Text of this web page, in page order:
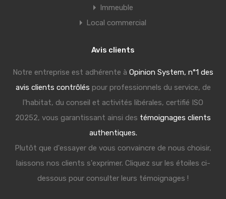
Immeuble
Local commercial
Avis clients
Notre entreprise est adhérente à Opinion System, n°1 des
avis clients contrôlés pour professionnels du service, de
l'habitat, du conseil et activités libérales, certifié ISO
20252, vous garantissant ainsi des témoignages clients
authentiques.
Plutôt que d'essayer de vous convaincre de nous choisir,
laissons nos clients s'exprimer. Cliquez sur les étoiles ci-
dessous pour consulter leurs témoignages !